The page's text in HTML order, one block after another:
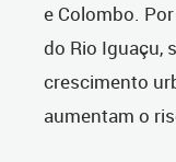
e Colombo.
do Rio Iguaçu,
crescimento
aumentam o